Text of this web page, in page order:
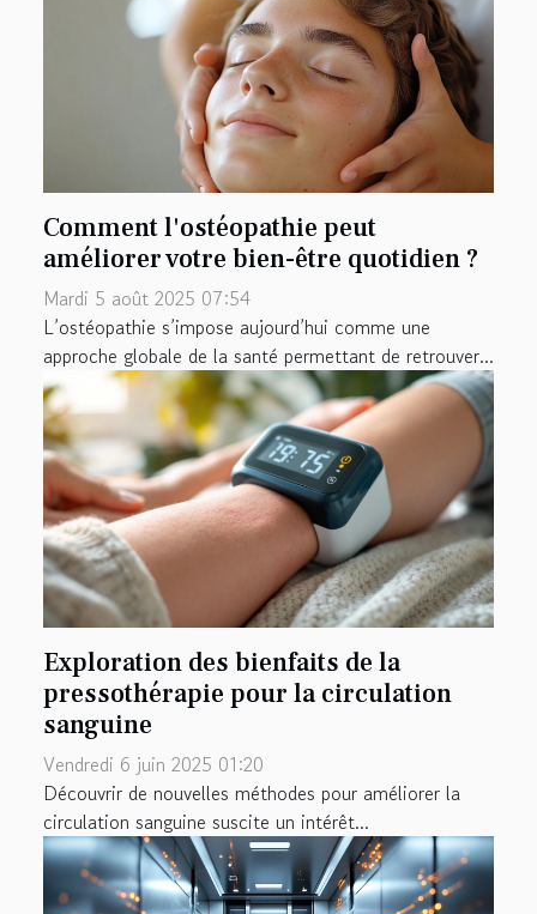
Comment l'ostéopathie peut
améliorer votre bien-être quotidien ?
Mardi 5 août 2025 07:54
L’ostéopathie s’impose aujourd’hui comme une
approche globale de la santé permettant de retrouver...
Exploration des bienfaits de la
pressothérapie pour la circulation
sanguine
Vendredi 6 juin 2025 01:20
Découvrir de nouvelles méthodes pour améliorer la
circulation sanguine suscite un intérêt...